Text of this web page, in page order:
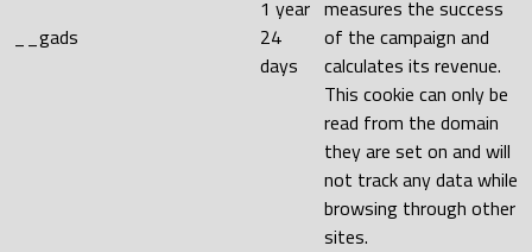
__gads
1 year
24
days
measures the success
of the campaign and
calculates its revenue.
This cookie can only be
read from the domain
they are set on and will
not track any data while
browsing through other
sites.